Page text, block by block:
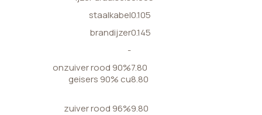
staalkabel0.105
brandijzer0.145
-
onzuiver rood 90%
geisers 90% cu
7.80
8.80
zuiver rood 96%9.80